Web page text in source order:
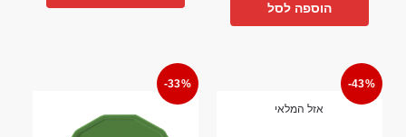
הוספה לסל
-43%
אזל המלאי
-33%